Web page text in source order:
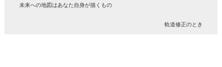
未来への地図はあなた自身が描くもの
軌道修正のとき